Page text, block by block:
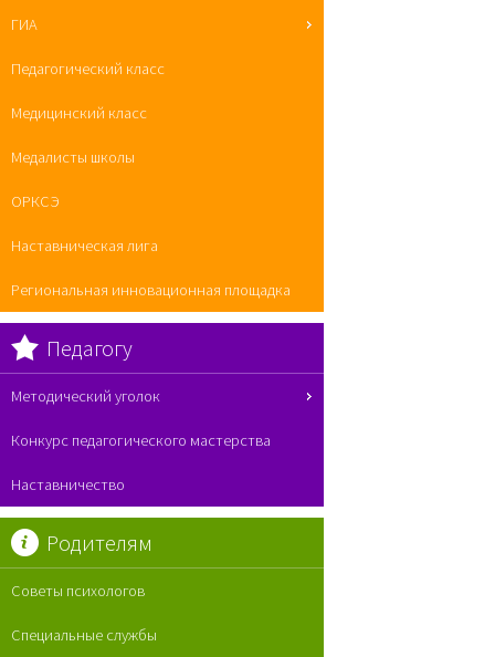
ГИА
Педагогический класс
Медицинский класс
Медалисты школы
ОРКСЭ
Наставническая лига
Региональная инновационная площадка
Педагогу
Методический уголок
Конкурс педагогического мастерства
Наставничество
Родителям
Советы психологов
Специальные службы